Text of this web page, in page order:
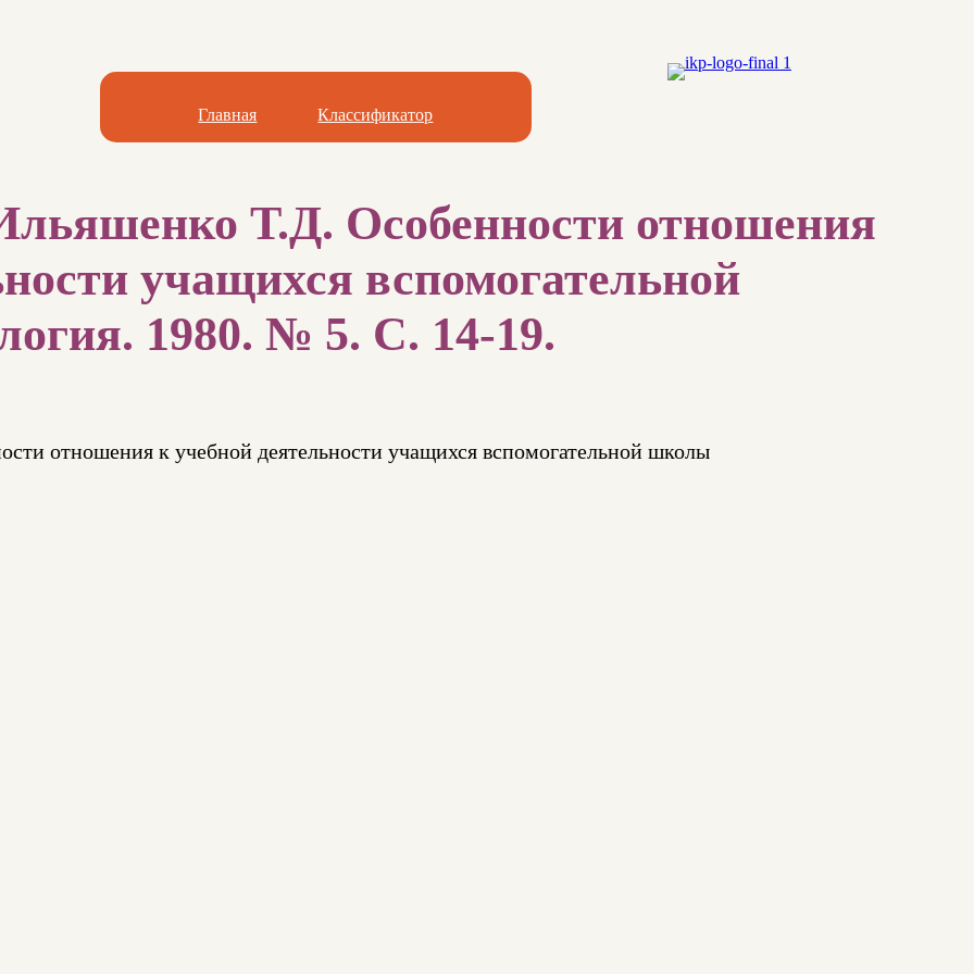
Главная Классификатор
Т.Д. Особенности отношения
учащихся вспомогательной
1980. № 5. С. 14-19.
отношения к учебной деятельности учащихся вспомогательной школы